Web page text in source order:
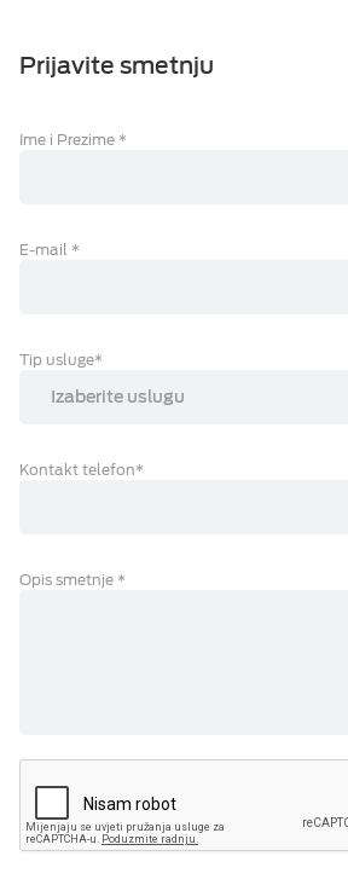
ESIM TRAVEL & TURIST
Prijavite smetnju
Ime i Prezime *
E-mail *
Tip usluge*
Izaberite uslugu
Kontakt telefon*
Opis smetnje *